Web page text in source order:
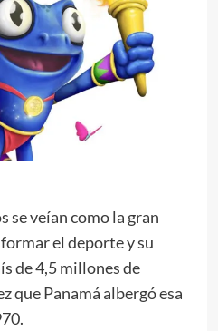
se veían como la gran
el deporte y su
de 4,5 millones de
que Panamá albergó esa